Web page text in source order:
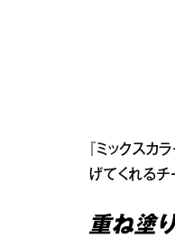
『ミックス
げてくれる
重ね塗